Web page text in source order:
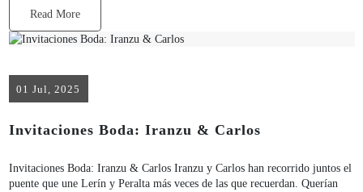
Read More
01 Jul, 2025
Invitaciones Boda: Iranzu & Carlos
Invitaciones Boda: Iranzu & Carlos Iranzu y Carlos han recorrido juntos el
puente que une Lerín y Peralta más veces de las que recuerdan. Querían